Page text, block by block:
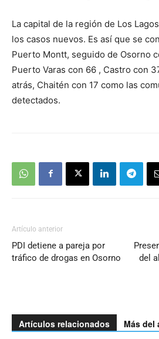
La capital de la región de Los
los casos nuevos. Es así que se
Puerto Montt, seguido de Osorno
Puerto Varas con 66 , Castro con
atrás, Chaitén con 17 como las
detectados.
Artículo anterior
PDI detiene a pareja por
tráfico de drogas en Osorno
del
Artículos relacionados Más del